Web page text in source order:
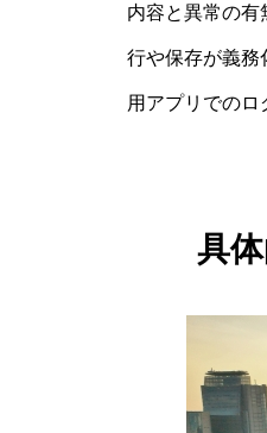
内容と異常の
行や保存が義務
用アプリでのロ
具